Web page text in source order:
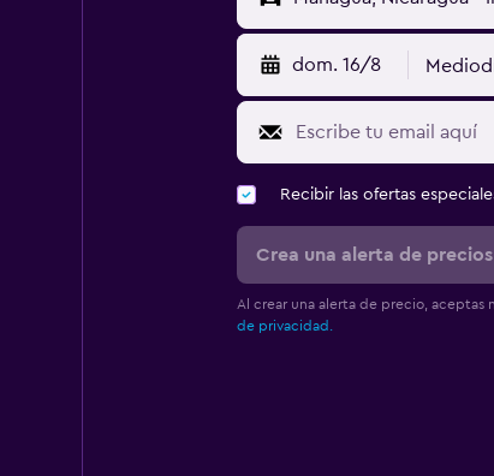
dom. 16/8
Recibir las ofertas
Crea una alerta de precios
Al crear una alerta de precio, aceptas
de privacidad.